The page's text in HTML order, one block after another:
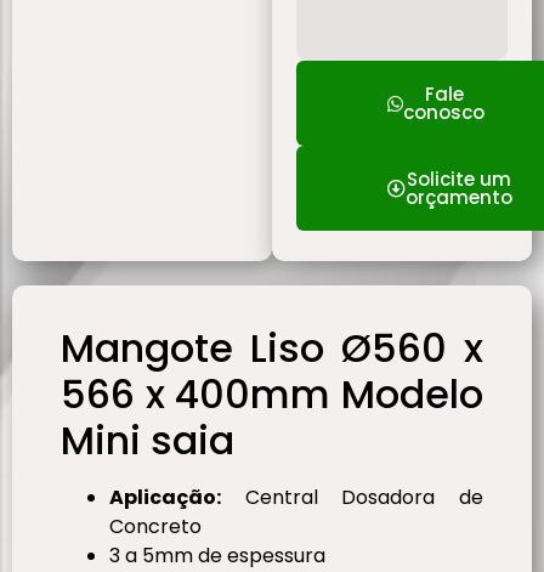
Fale
conosco
Solicite um
orçamento
Mangote Liso Ø560 x
566 x 400mm Modelo
Mini saia
Aplicação: Central Dosadora de
Concreto
3 a 5mm de espessura